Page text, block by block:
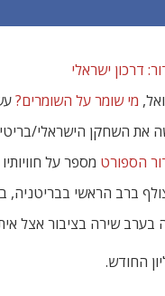
דרכון ישראלי
מי שומר על השומרים?
את השחקן הישראלי/
הספורט מספר על
ברב הראשי בבריטניה,
בערב שירה בציבור אצל
החודש.